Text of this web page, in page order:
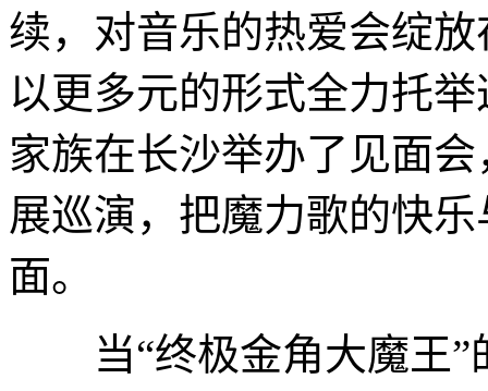
续，对音乐的热爱会绽
以更多元的形式全力托
家族在长沙举办了见面
展巡演，把魔力歌的快
面。
当“终极金角大魔王”